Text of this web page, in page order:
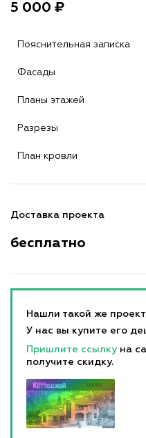
5 000 ₽
Пояснительная записка
Фасады
Планы этажей
Разрезы
План кровли
Доставка проекта
бесплатно
Нашли такой же
У нас вы купите его
Пришлите ссылку на
получите скидку.